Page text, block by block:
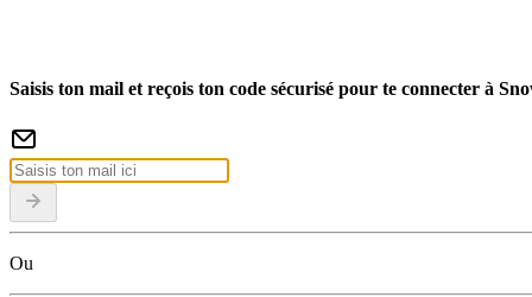
Saisis ton mail et reçois ton code sécurisé pour te connecter à
Ou